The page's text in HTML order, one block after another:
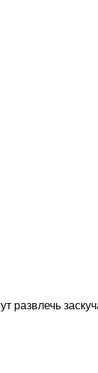
развлечь